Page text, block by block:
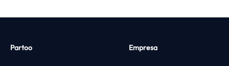
Partoo Empresa